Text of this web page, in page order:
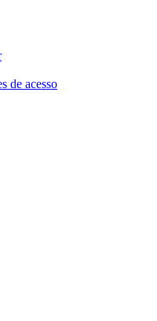
de acesso